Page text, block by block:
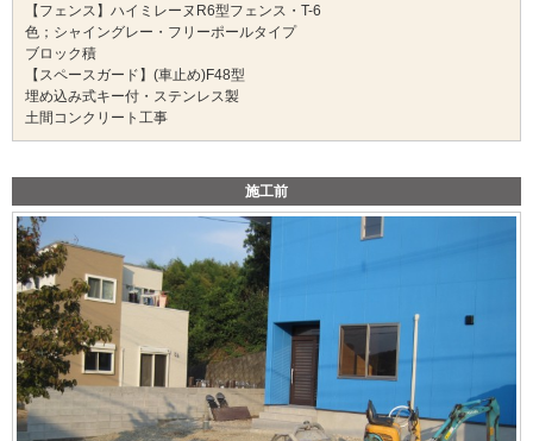
【フェンス】ハイミレーヌR6型フェンス・T-6
色；シャイングレー・フリーポールタイプ
ブロック積
【スペースガード】(車止め)F48型
埋め込み式キー付・ステンレス製
土間コンクリート工事
施工前